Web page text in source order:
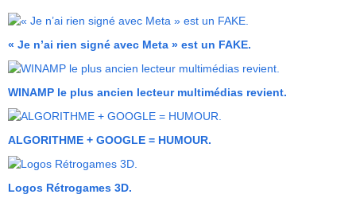
« Je n’ai rien signé avec Meta » est un FAKE.
WINAMP le plus ancien lecteur multimédias revient.
ALGORITHME + GOOGLE = HUMOUR.
Logos Rétrogames 3D.